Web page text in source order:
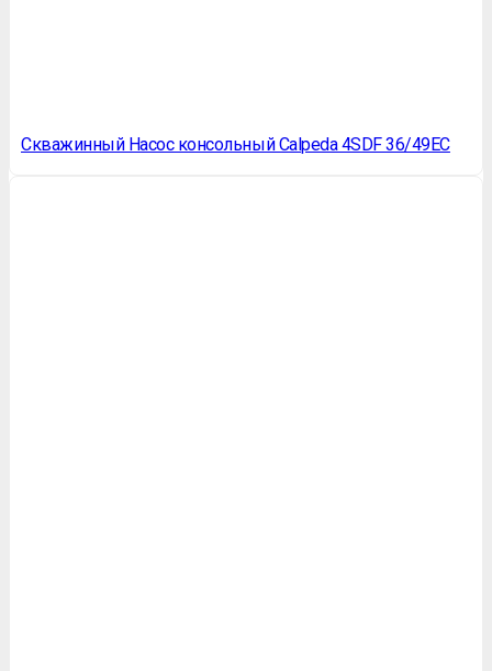
Скважинный Насос консольный Calpeda 4SDF 36/49EC